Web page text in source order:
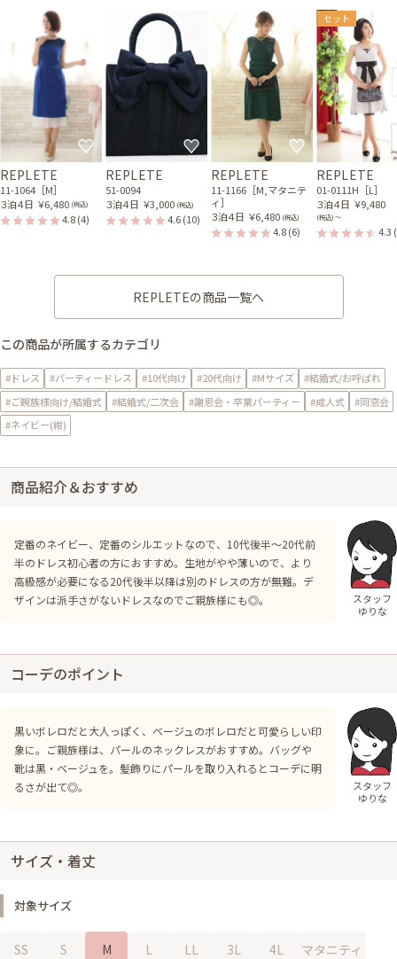
REPLETE
11-1064［M］
３泊４日 ￥6,480 (税込)
4.8(4)
REPLETE
51-0094
３泊４日 ￥3,000 (税込)
4.6(10)
REPLETE
11-1166［M,マタニテ
ィ］
３泊４日 ￥6,480 (税込)
4.8(6)
セット
REPLETE
01-0111H［L］
３泊４日 ￥9,480
(税込) 〜
4.3
REPLETEの商品一覧へ
この商品が所属するカテゴリ
#ドレス #パーティードレス #10代向け #20代向け #Mサイズ
#結婚式/お呼ばれ
#ご親族様向け/結婚式
#結婚式/二次会 #謝恩会・卒業パーティー #成人式
#同窓会
#ネイビー(紺)
商品紹介＆おすすめ
定番のネイビー、定番のシルエットなので、10代後半～20代前
半のドレス初心者の方におすすめ。生地がやや薄いので、より
高級感が必要になる20代後半以降は別のドレスの方が無難。デ
ザインは派手さがないドレスなのでご親族様にも◎。
スタッフ
ゆりな
コーデのポイント
黒いボレロだと大人っぽく、ベージュのボレロだと可愛らしい印
象に。ご親族様は、パールのネックレスがおすすめ。バッグや
靴は黒・ベージュを。髪飾りにパールを取り入れるとコーデに明
るさが出て◎。
スタッフ
ゆりな
サイズ・着丈
対象サイズ
SS S M L LL 3L 4L マタニティ